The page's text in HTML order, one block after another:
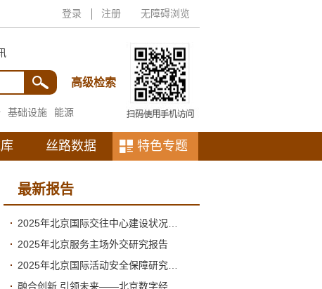
登录 注册 无障碍浏览
高级检索
基础设施
能源
丝路数据 特色专题
最新报告
2025年北京服务主场外交研究报告